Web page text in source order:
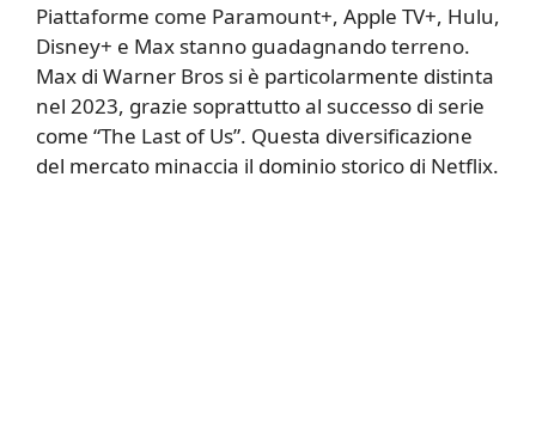
Piattaforme come Paramount+, Apple TV+, Hulu,
Disney+ e Max stanno guadagnando terreno.
Max di Warner Bros si è particolarmente distinta
nel 2023, grazie soprattutto al successo di serie
come “The Last of Us”. Questa diversificazione
del mercato minaccia il dominio storico di Netflix.